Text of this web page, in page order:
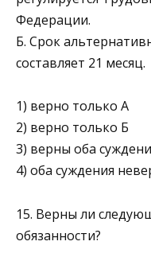
Федерации.
Б. Срок
составляет 21 месяц.
1) верно только А
2) верно только Б
3) верны оба
4) оба суждения
15. Верны ли
обязанности?